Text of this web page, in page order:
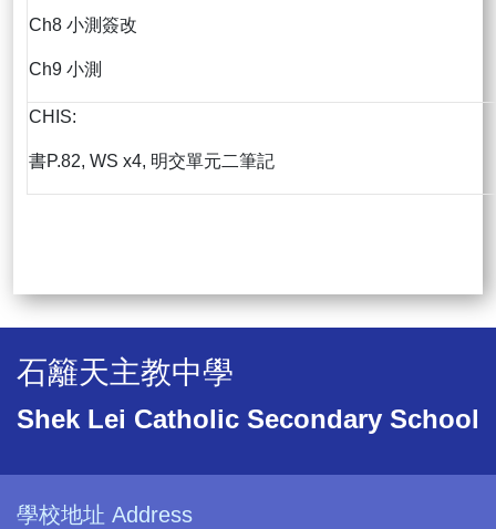
Ch8 小測簽改
Ch9 小測
CHIS:
書P.82, WS x4, 明交單元二筆記
石籬天主教中學
Shek Lei Catholic Secondary School
學校地址 Address